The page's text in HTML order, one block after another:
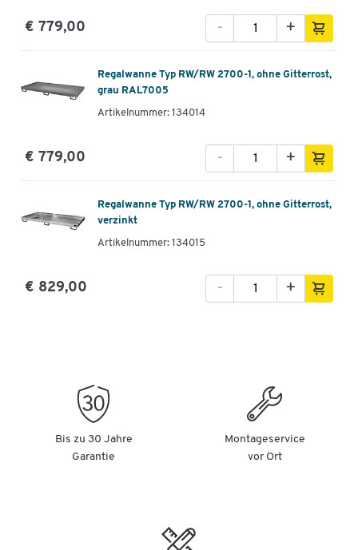
€ 779,00 +
-
Regalwanne Typ RW/RW 2700-1, ohne Gitterrost,
grau RAL7005
Artikelnummer: 134014
€ 779,00 +
-
Regalwanne Typ RW/RW 2700-1, ohne Gitterrost,
verzinkt
Artikelnummer: 134015
€ 829,00 +
-
Bis zu 30 Jahre
Garantie
Montageservice
vor Ort